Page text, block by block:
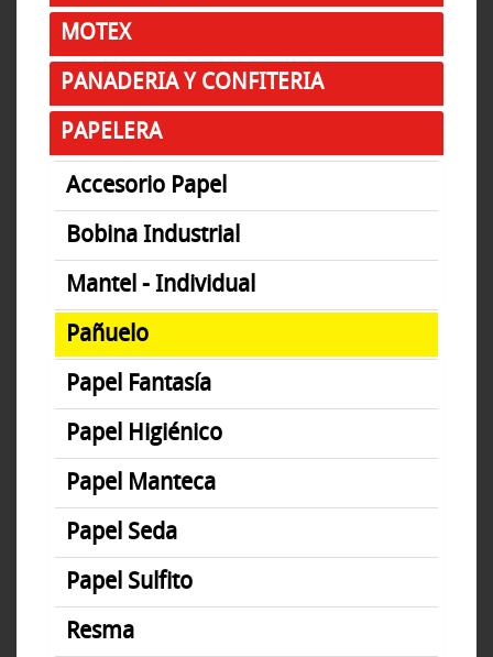
MOTEX
PANADERIA Y CONFITERIA
PAPELERA
Accesorio Papel
Bobina Industrial
Mantel - Individual
Pañuelo
Papel Fantasía
Papel Higiénico
Papel Manteca
Papel Seda
Papel Sulfito
Resma